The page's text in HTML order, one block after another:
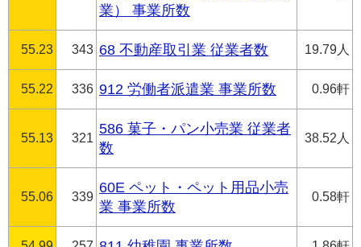
業） 事業所数
55.23 343 68 不動産取引業 従業者数 19.79人
55.22 336 912 労働者派遣業 事業所数 0.96軒
55.13 321
586 菓子・パン小売業 従業者
数
38.52人
55.06 339
60E ペット・ペット用品小売
業 事業所数
0.58軒